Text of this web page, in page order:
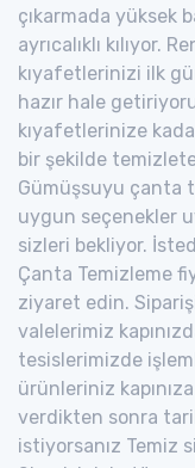
çıkarmada yüksek
ayrıcalıklı kılıyor.
kıyafetlerinizi ilk
hazır hale
kıyafetlerinize
bir şekilde
Gümüşsuyu çanta
uygun seçenekler
sizleri bekliyor.
Çanta Temizleme
ziyaret edin.
valelerimiz
tesislerimizde
ürünleriniz
verdikten sonra
istiyorsanız Temiz